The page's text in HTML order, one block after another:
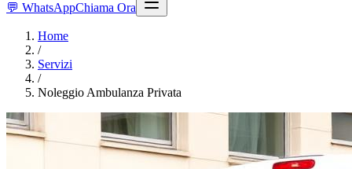
💬 WhatsAppChiama Ora
Home
/
Servizi
/
Noleggio Ambulanza Privata